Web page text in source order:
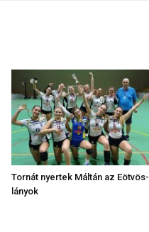
Tornát nyertek Máltán az Eötvös-
lányok